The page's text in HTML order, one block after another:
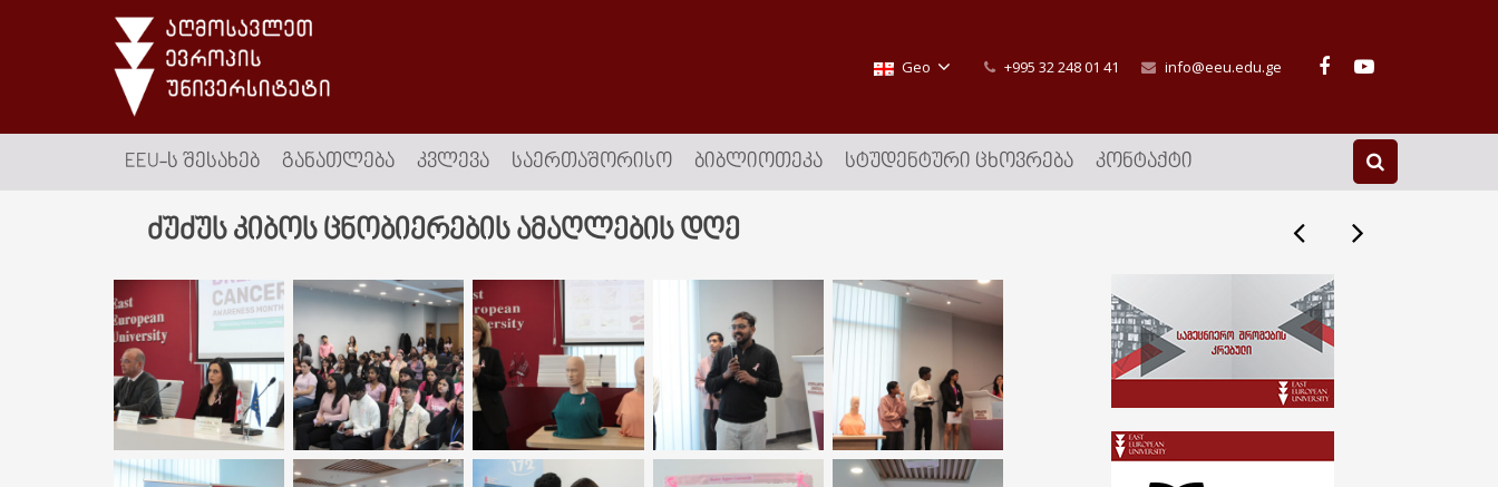
Geo +995 32 248 01 41 info@eeu.edu.ge
EEU-Ს ᲨᲔᲡᲐᲮᲔᲑ ᲒᲐᲜᲐᲗᲚᲔᲑᲐ ᲙᲕᲚᲔᲕᲐ ᲡᲐᲔᲠᲗᲐᲨᲝᲠᲘᲡᲝ ᲑᲘᲑᲚᲘᲝᲗᲔᲙᲐ ᲡᲢᲣᲓᲔᲜᲢᲣᲠᲘ ᲪᲮᲝᲕᲠᲔᲑᲐ ᲙᲝᲜᲢᲐᲥᲢᲘ
ძუძუს კიბოს ცნობიერების ამაღლების დღე